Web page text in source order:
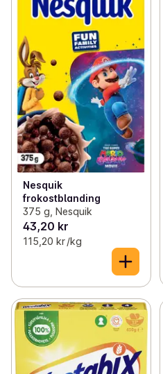
Nesquik
frokostblanding
375 g, Nesquik
43,20 kr
115,20 kr /kg